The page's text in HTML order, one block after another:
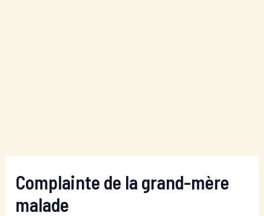
Complainte de la grand-mère
malade